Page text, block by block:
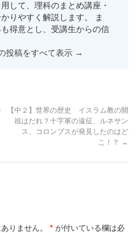
して、理科のまとめ講座・
りやすく解説します。 ま
得意とし、受講生からの信
投稿をすべて表示 →
【中２】世界の歴史 イスラム教の開
祖はだれ？十字軍の遠征、ルネサン
ス、コロンブスが発見したのはど
こ！？ →
りません。 * が付いている欄は必